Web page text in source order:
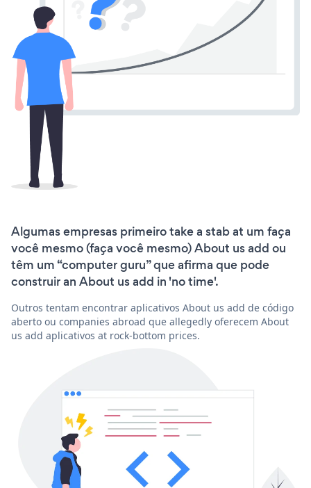
Algumas empresas primeiro take a stab at um faça
você mesmo (faça você mesmo) About us add ou
têm um “computer guru” que afirma que pode
construir an About us add in 'no time'.
Outros tentam encontrar aplicativos About us add de código
aberto ou companies abroad que allegedly oferecem About
us add aplicativos at rock-bottom prices.